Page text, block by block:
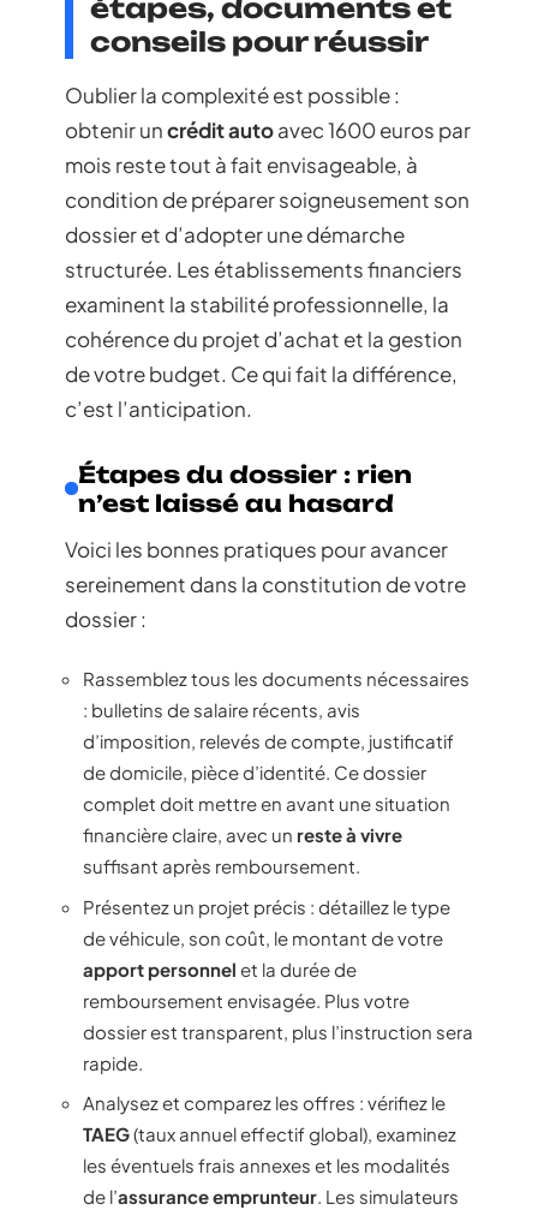
étapes, documents et
conseils pour réussir
Oublier la complexité est possible :
obtenir uncrédit autoavec 1600 euros par
mois reste tout à fait envisageable, à
condition de préparer soigneusement son
dossier et d’adopter une démarche
structurée. Les établissements financiers
examinent la stabilité professionnelle, la
cohérence du projet d’achat et la gestion
de votre budget. Ce qui fait la différence,
c’est l’anticipation.
Étapes du dossier : rien
n’est laissé au hasard
Voici les bonnes pratiques pour avancer
sereinement dans la constitution de votre
dossier :
Rassemblez tous les documents nécessaires
: bulletins de salaire récents, avis
d’imposition, relevés de compte, justificatif
de domicile, pièce d’identité. Ce dossier
complet doit mettre en avant une situation
financière claire, avec un reste à vivre
suffisant après remboursement.
Présentez un projet précis : détaillez le type
de véhicule, son coût, le montant de votre
apport personnel et la durée de
remboursement envisagée. Plus votre
dossier est transparent, plus l’instruction sera
rapide.
Analysez et comparez les offres : vérifiez le
TAEG(taux annuel effectif global), examinez
les éventuels frais annexes et les modalités
de l’assurance emprunteur. Les simulateurs